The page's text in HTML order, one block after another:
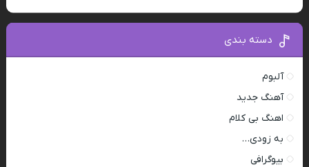
دسته بندی
آلبوم
آهنگ جدید
اهنگ بی کلام
به زودی…
بیوگرافی